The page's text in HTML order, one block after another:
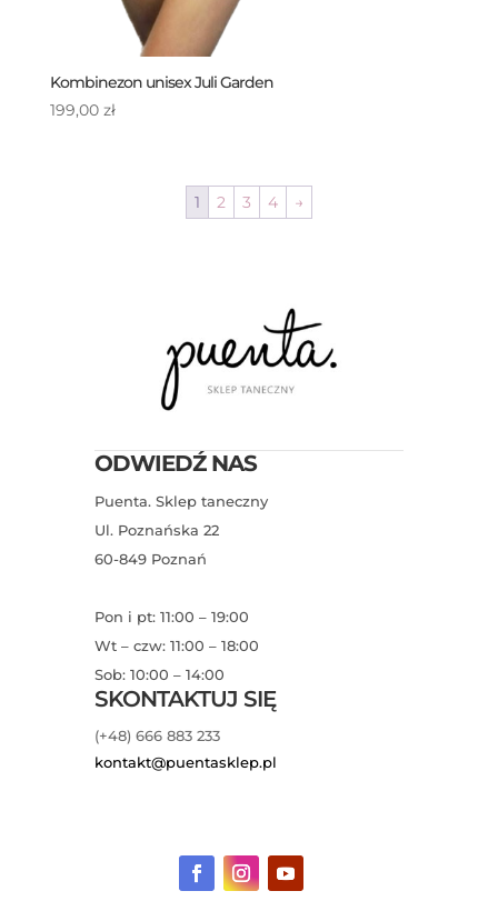
Kombinezon unisex Juli Garden
199,00 zł
1 2 3 4 →
ODWIEDŹ NAS
Puenta. Sklep taneczny
Ul. Poznańska 22
60-849 Poznań
Pon i pt: 11:00 – 19:00
Wt – czw: 11:00 – 18:00
Sob: 10:00 – 14:00
SKONTAKTUJ SIĘ
(+48) 666 883 233
kontakt@puentasklep.pl